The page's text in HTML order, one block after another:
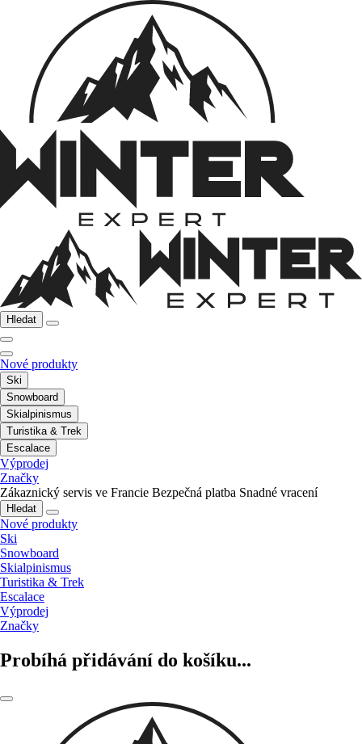
Hledat
Nové produkty
Ski
Snowboard
Skialpinismus
Turistika & Trek
Escalace
Výprodej
Značky
Zákaznický servis ve Francie Bezpečná platba Snadné vracení
Hledat
Nové produkty
Ski
Snowboard
Skialpinismus
Turistika & Trek
Escalace
Výprodej
Značky
Probíhá přidávání do košíku...